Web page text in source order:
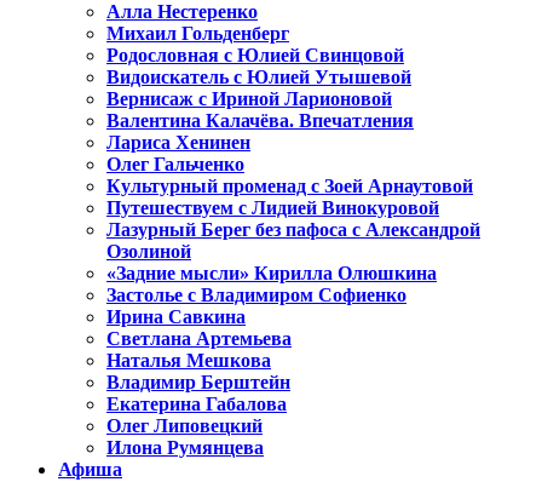
Алла Нестеренко
Михаил Гольденберг
Родословная с Юлией Свинцовой
Видоискатель с Юлией Утышевой
Вернисаж с Ириной Ларионовой
Валентина Калачёва. Впечатления
Лариса Хенинен
Олег Гальченко
Культурный променад с Зоей Арнаутовой
Путешествуем с Лидией Винокуровой
Лазурный Берег без пафоса с Александрой
Озолиной
«Задние мысли» Кирилла Олюшкина
Застолье с Владимиром Софиенко
Ирина Савкина
Светлана Артемьева
Наталья Мешкова
Владимир Берштейн
Екатерина Габалова
Олег Липовецкий
Илона Румянцева
Афиша